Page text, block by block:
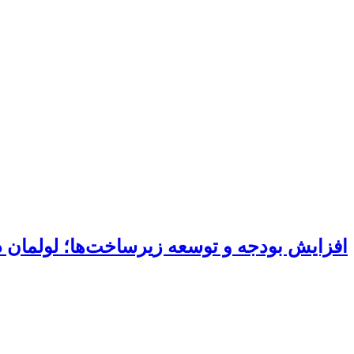
افزایش بودجه و توسعه زیرساخت‌ها؛